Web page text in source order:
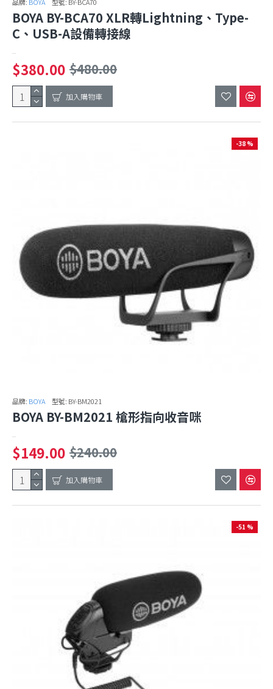
BOYA BY-BCA70 XLR轉Lightning、Type-
C、USB-A設備轉接線
..
$380.00 $480.00
加入購物車
-38 %
品牌: BOYA 型號: BY-BM2021
BOYA BY-BM2021 槍形指向收音咪
..
$149.00 $240.00
加入購物車
-51 %